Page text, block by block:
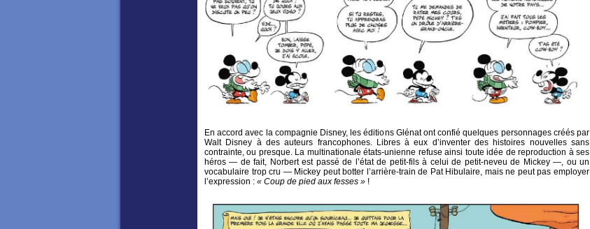
En accord avec la compagnie Disney, les éditions Glénat ont confié quelques personnages créés par
Walt Disney à des auteurs francophones. Libres à eux d’inventer des histoires nouvelles sans
contrainte, ou presque. La multinationale états-unienne refuse ainsi toute idée de reproduction à ses
héros — de fait, Norbert est passé de l’état de petit-fils à celui de petit-neveu de Mickey —, ou un
vocabulaire trop cru — Mickey peut botter l’arrière-train de Pat Hibulaire, mais ne peut pas employer
l’expression : « Coup de pied aux fesses » !